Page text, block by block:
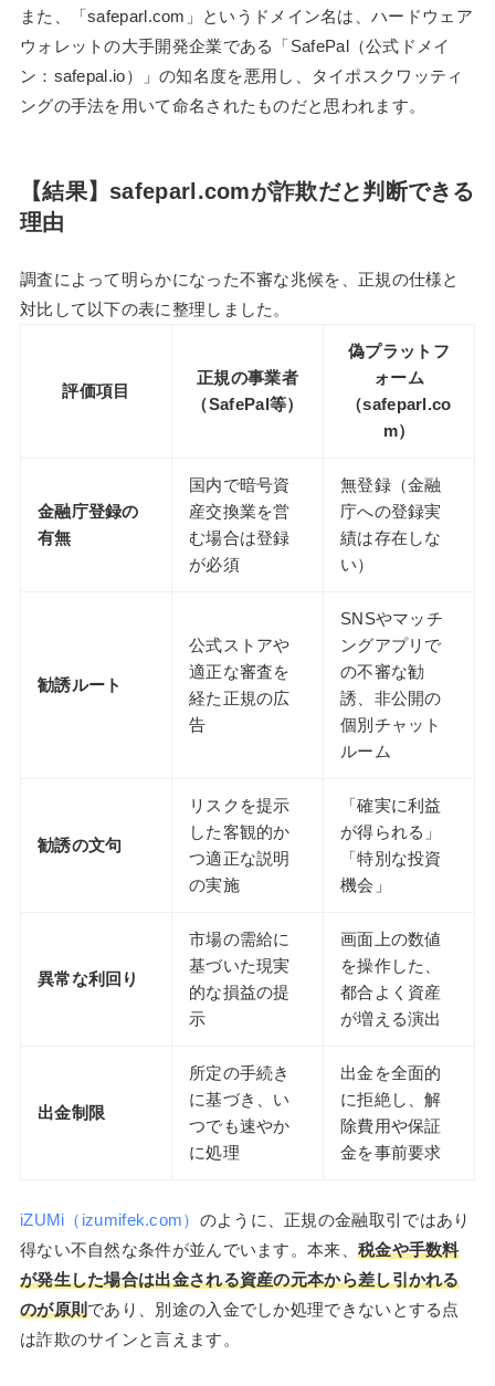
また、「safeparl.com」というドメイン名は、ハードウェア
ウォレットの大手開発企業である「SafePal（公式ドメイ
ン：safepal.io）」の知名度を悪用し、タイポスクワッティ
ングの手法を用いて命名されたものだと思われます。
【結果】safeparl.comが詐欺だと判断できる
理由
調査によって明らかになった不審な兆候を、正規の仕様と
対比して以下の表に整理しました。
評価項目
正規の事業者
（SafePal等）
偽プラットフ
ォーム
（safeparl.co
m）
金融庁登録の
有無
国内で暗号資
産交換業を営
む場合は登録
が必須
無登録（金融
庁への登録実
績は存在しな
い）
勧誘ルート
公式ストアや
適正な審査を
経た正規の広
告
SNSやマッチ
ングアプリで
の不審な勧
誘、非公開の
個別チャット
ルーム
勧誘の文句
リスクを提示
した客観的か
つ適正な説明
の実施
「確実に利益
が得られる」
「特別な投資
機会」
異常な利回り
市場の需給に
基づいた現実
的な損益の提
示
画面上の数値
を操作した、
都合よく資産
が増える演出
出金制限
所定の手続き
に基づき、い
つでも速やか
に処理
出金を全面的
に拒絶し、解
除費用や保証
金を事前要求
iZUMi（izumifek.com） のように、正規の金融取引ではあり
得ない不自然な条件が並んでいます。本来、 税金や手数料
が発生した場合は出金される資産の元本から差し引かれる
のが原則であり、別途の入金でしか処理できないとする点
は詐欺のサインと言えます。